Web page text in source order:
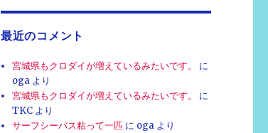
最近のコメント
宮城県もクロダイが増えているみたいです。
に
oga より
宮城県もクロダイが増えているみたいです。
に
TKC より
サーフシーバス粘って一匹 に oga より